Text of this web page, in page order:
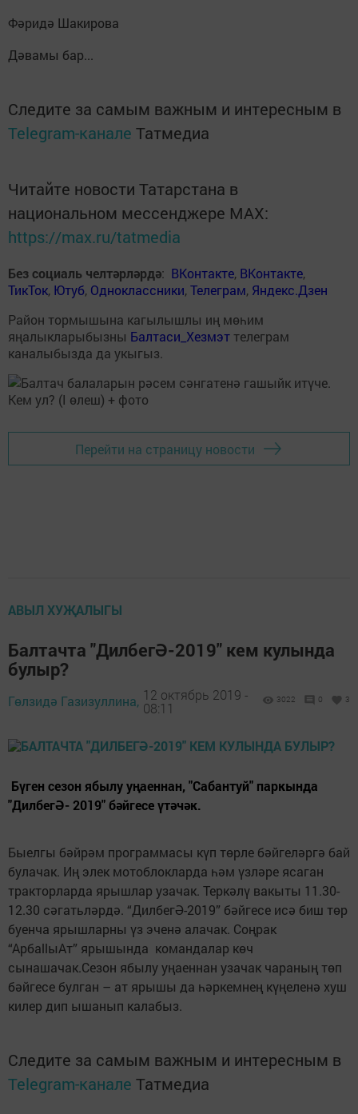
Фәридә Шакирова
Дәвамы бар...
Следите за самым важным и интересным в
Telegram-канале Татмедиа
Читайте новости Татарстана в
национальном мессенджере MАХ:
https://max.ru/tatmedia
Без социаль челтәрләрдә: ВКонтакте, ВКонтакте,
ТикТок, Ютуб, Одноклассники,Телеграм, Яндекс.Дзен
Район тормышына кагылышлы иң мөһим
яңалыкларыбызны Балтаси_Хезмэт телеграм
каналыбызда да укыгыз.
Перейти на страницу новости
АВЫЛ ХУҖАЛЫГЫ
Балтачта "ДилбегӘ-2019" кем кулында
булыр?
Гөлзидә Газизуллина, 12 октябрь 2019 -
08:11
3022 0 3
Бүген сезон ябылу уңаеннан, "Сабантуй" паркында
"ДилбегӘ- 2019" бәйгесе үтәчәк.
Быелгы бәйрәм программасы күп төрле бәйгеләргә бай
булачак. Иң элек мотоблокларда һәм үзләре ясаган
тракторларда ярышлар узачак. Теркәлү вакыты 11.30-
12.30 сәгатьләрдә. “ДилбегӘ-2019” бәйгесе исә биш төр
буенча ярышларны үз эченә алачак. Соңрак
“АрбаllыАт” ярышында командалар көч
сынашачак.Сезон ябылу уңаеннан узачак чараның төп
бәйгесе булган – ат ярышы да һәркемнең күңеленә хуш
килер дип ышанып калабыз.
Следите за самым важным и интересным в
Telegram-канале Татмедиа